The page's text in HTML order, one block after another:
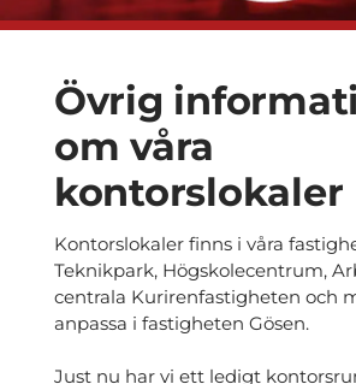
Övrig
om våra
kontorslokaler
Kontors­lokaler finns i våra
Teknikpark, Högskole­centrum,
centrala Kuriren­fastigheten och
anpassa i fastigheten Gösen.
Just nu har vi ett ledigt